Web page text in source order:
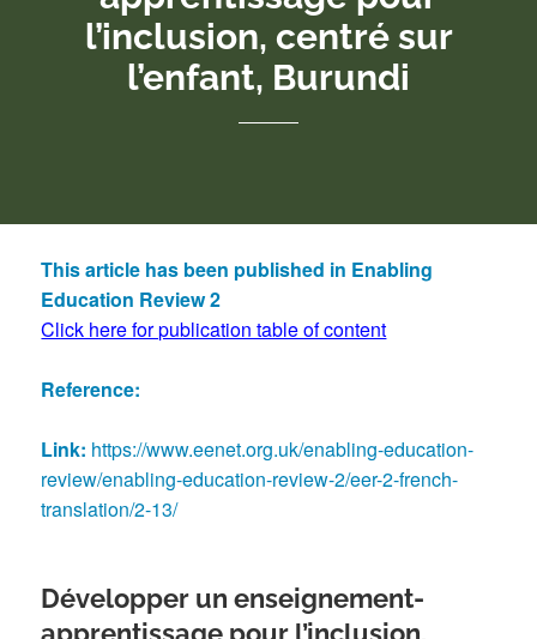
l’inclusion, centré sur
l’enfant, Burundi
This article has been published in Enabling
Education Review 2
Click here for publication table of content
Reference:
Link: https://www.eenet.org.uk/enabling-education-
review/enabling-education-review-2/eer-2-french-
translation/2-13/
Développer un enseignement-